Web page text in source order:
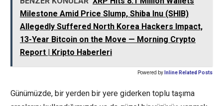
Milestone Amid Price Slump, Shiba Inu (SHIB)
Allegedly Suffered North Korea Hackers Impact,
13-Year Bitcoin on the Move — Morning Crypto
Report | Kripto Haberleri
Powered by Inline Related Posts
Günümüzde, bir yerden bir yere giderken toplu taşıma